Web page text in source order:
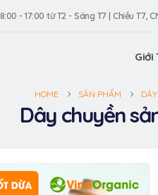
8:00 - 17:00 từ T2 - Sáng T7 | Chiều T7,
Giới
HOME SẢN PHẨM
Dây chuyền